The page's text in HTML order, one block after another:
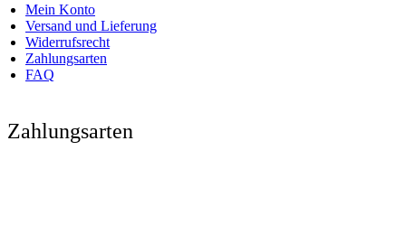
Mein Konto
Versand und Lieferung
Widerrufsrecht
Zahlungsarten
FAQ
Zahlungsarten